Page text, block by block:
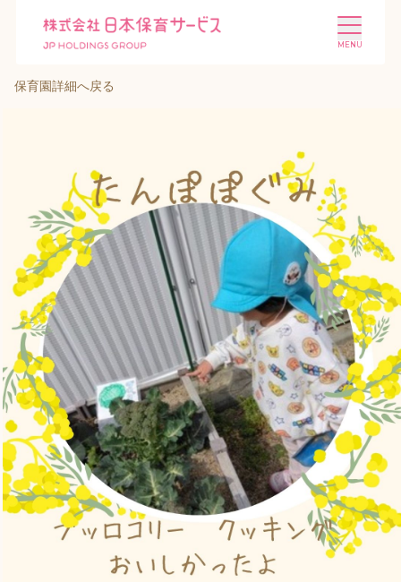
施設を探す 選ばれる理由
会社概要 ニュース
投資家情報 採用情報
Language
ホーム
利用者の声
プライバシーポリシー
保育園詳細へ戻る